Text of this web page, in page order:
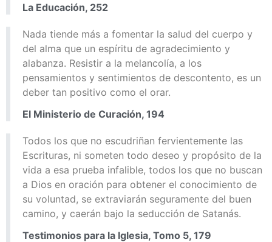
La Educación, 252
Nada tiende más a fomentar la salud del cuerpo y
del alma que un espíritu de agradecimiento y
alabanza. Resistir a la melancolía, a los
pensamientos y sentimientos de descontento, es un
deber tan positivo como el orar.
El Ministerio de Curación, 194
Todos los que no escudriñan fervientemente las
Escrituras, ni someten todo deseo y propósito de la
vida a esa prueba infalible, todos los que no buscan
a Dios en oración para obtener el conocimiento de
su voluntad, se extraviarán seguramente del buen
camino, y caerán bajo la seducción de Satanás.
Testimonios para la Iglesia, Tomo 5, 179